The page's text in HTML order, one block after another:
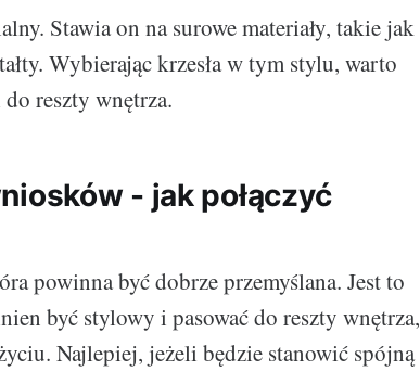
Stawia on na surowe materiały, takie jak
Wybierając krzesła w tym stylu, warto
reszty wnętrza.
- jak połączyć
powinna być dobrze przemyślana. Jest to
być stylowy i pasować do reszty wnętrza,
Najlepiej, jeżeli będzie stanowić spójną